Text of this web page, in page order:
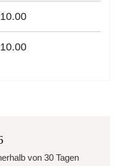
von 30 Tagen